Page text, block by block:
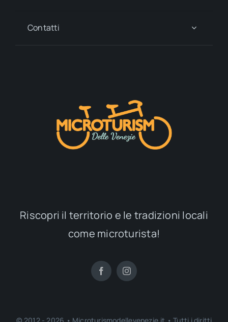
Contatti
Riscopri il territorio e le tradizioni locali
come microturista!